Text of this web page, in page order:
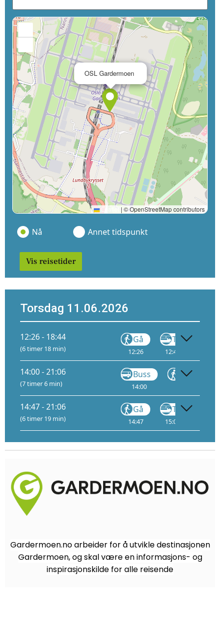
OSL Gardermoen
Leaflet | © OpenStreetMap contributors
Nå Annet tidspunkt
Vis reisetider
Torsdag 11.06.2026
12:26 - 18:44
(6 timer 18 min)
Gå
12:26
Tog
12:47
14:00 - 21:06
(7 timer 6 min)
Buss
14:00
Gå
14:47 - 21:06
(6 timer 19 min)
Gå
14:47
Tog
15:08
Gardermoen.no arbeider for å utvikle destinasjonen
Gardermoen, og skal være en informasjons- og
inspirasjonskilde for alle reisende